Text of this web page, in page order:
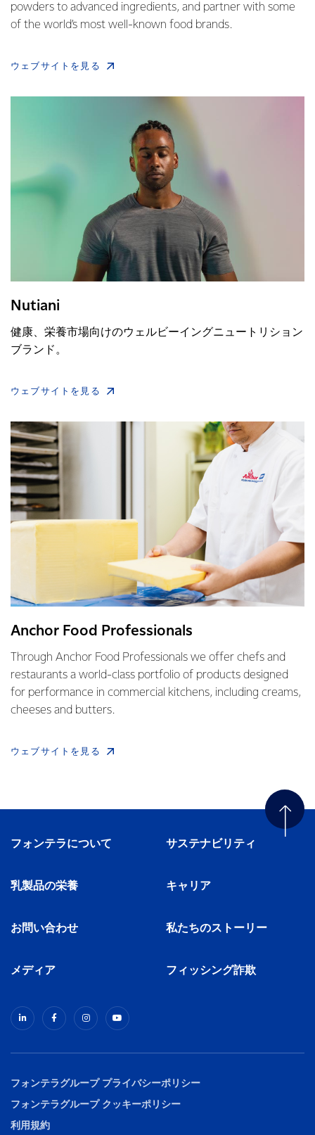
powders to advanced ingredients, and partner with some
of the world’s most well-known food brands.
ウェブサイトを見る
Nutiani
健康、栄養市場向けのウェルビーイングニュートリション
ブランド。
ウェブサイトを見る
Anchor Food Professionals
Through Anchor Food Professionals we offer chefs and
restaurants a world-class portfolio of products designed
for performance in commercial kitchens, including creams,
cheeses and butters.
ウェブサイトを見る
フォンテラについて サステナビリティ
乳製品の栄養 キャリア
お問い合わせ 私たちのストーリー
メディア フィッシング詐欺
フォンテラグループ プライバシーポリシー
フォンテラグループ クッキーポリシー
利用規約